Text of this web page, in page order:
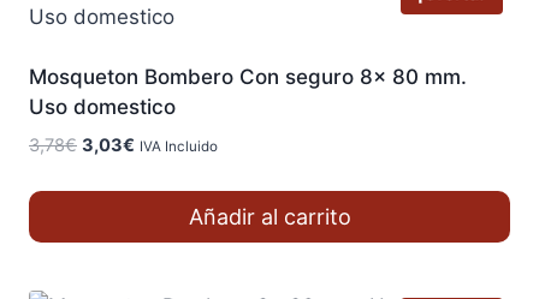
Mosqueton Bombero Con seguro 8x 80 mm.
Uso domestico
3,78€ El
3,03€ El
IVA Incluido
Añadir al carrito